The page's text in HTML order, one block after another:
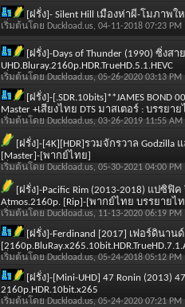
[ฝรั่ง]- Silent Hill เมืองห่าผี-โมภาพใ
เริ่มต้นโดย Duckload.us, 04-11-2018 07:23 PM
[ฝรั่ง]-Days of Thunder (1990) ซิ่ง
UHD.Bluray.2160p.HDR.TrueHD.5.1.HEVC
เริ่มต้นโดย Duckload.us, 05-26-2020 03:13 PM
[ฝรั่ง]-[.SDR.10bits]**JAMES
Master +เสียงไทย DTS มาสเตอร์ : บรรย
เริ่มต้นโดย Duckload.us, 03-26-2019 11:55 AM
[ฝรั่ง]-[4K][HDR]รวมจักรวาล Godzilla แ
[Master]-[พากย์ไทย]
เริ่มต้นโดย Duckload.us, 05-30-2021 04:00 PM
[ฝรั่ง]-Pacific Rim (2013-2018) แปซิฟิค
Atmos.2160p. [Rip]-[พากย์ไทย บรรยายไ
เริ่มต้นโดย Duckload.us, 11-13-2020 06:19 PM
[ฝรั่ง]-Ferdinand [2017] เฟอร์ดินา
เริ่มต้นโดย Duckload.us, 05-24-2018 05:12 PM
[ฝรั่ง]-[Mini-UHD] 47 Ronin
2160p.HDR.10bit.x265
เริ่มต้นโดย Duckload.us, 05-24-2020 07:21 PM